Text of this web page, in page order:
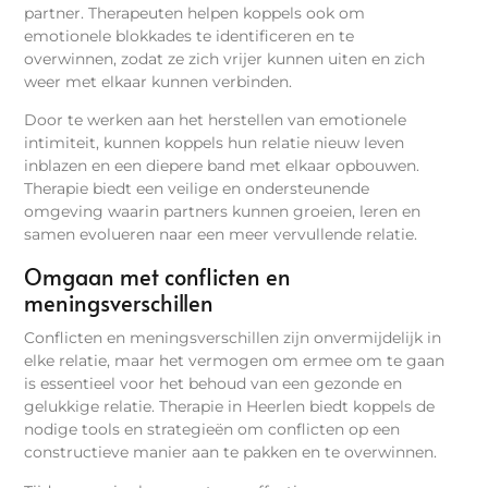
partner. Therapeuten helpen koppels ook om
emotionele blokkades te identificeren en te
overwinnen, zodat ze zich vrijer kunnen uiten en zich
weer met elkaar kunnen verbinden.
Door te werken aan het herstellen van emotionele
intimiteit, kunnen koppels hun relatie nieuw leven
inblazen en een diepere band met elkaar opbouwen.
Therapie biedt een veilige en ondersteunende
omgeving waarin partners kunnen groeien, leren en
samen evolueren naar een meer vervullende relatie.
Omgaan met conflicten en
meningsverschillen
Conflicten en meningsverschillen zijn onvermijdelijk in
elke relatie, maar het vermogen om ermee om te gaan
is essentieel voor het behoud van een gezonde en
gelukkige relatie. Therapie in Heerlen biedt koppels de
nodige tools en strategieën om conflicten op een
constructieve manier aan te pakken en te overwinnen.